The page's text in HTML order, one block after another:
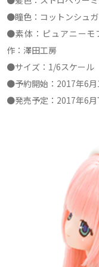
●瞳色：コットンシュ
●素体：ピュアニーモ
作：澤田工房
●サイズ：1/6スケール
●予約開始：2017年6月
●発売予定：2017年6月